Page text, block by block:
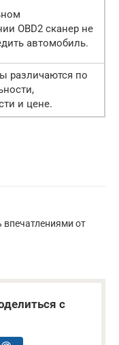
OBD2 сканер не
автомобиль.
различаются по
и цене.
впечатлениями от
с